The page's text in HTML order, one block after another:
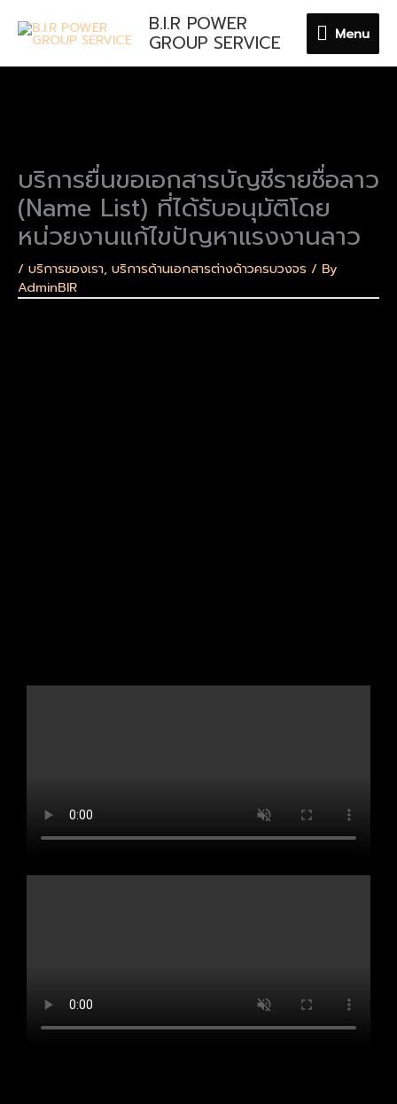
B.I.R POWER
GROUP SERVICE Menu
Menu
บริการยื่นขอเอกสารบัญชีรายชื่อลาว
(Name List) ที่ได้รับอนุมัติโดย
หน่วยงานแก้ไขปัญหาแรงงานลาว
/ บริการของเรา, บริการด้านเอกสารต่างด้าวครบวงจร / By
AdminBIR